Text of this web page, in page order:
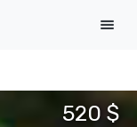
520 $